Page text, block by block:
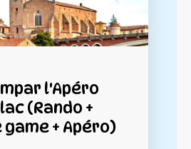
l'Apéro
(Rando +
game + Apéro)